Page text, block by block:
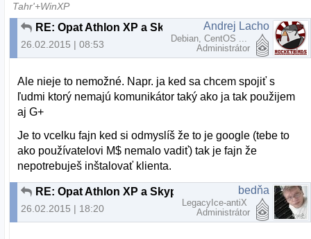
Tahr'+WinXP
RE: Opat Athlon XP a Skype
26.02.2015 | 08:53
Andrej Lacho
Debian, CentOS ...
Administrátor
Ale nieje to nemožné. Napr. ja ked sa chcem spojiť s
ľudmi ktorý nemajú komunikátor taký ako ja tak použijem
aj G+
Je to vcelku fajn ked si odmyslíš že to je google (tebe to
ako používatelovi M$ nemalo vadiť) tak je fajn že
nepotrebuješ inštalovať klienta.
RE: Opat Athlon XP a Skype
26.02.2015 | 18:20
bedňa
LegacyIce-antiX
Administrátor